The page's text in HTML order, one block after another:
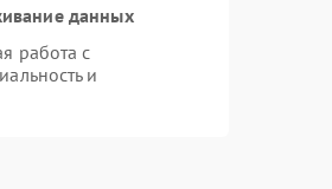
данных
работа с
и